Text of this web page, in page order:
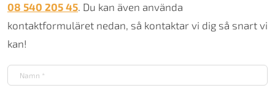
08 540 205 45. Du kan även använda
kontaktformuläret nedan, så kontaktar vi dig så snart vi
kan!